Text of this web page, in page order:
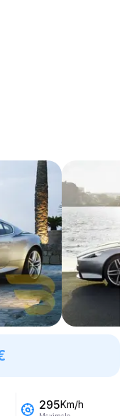
295Km/h